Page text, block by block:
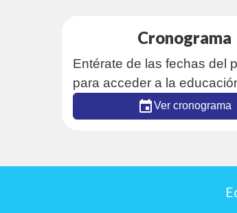
Cronograma
Entérate de las fechas del
para acceder a la
Ver cronograma